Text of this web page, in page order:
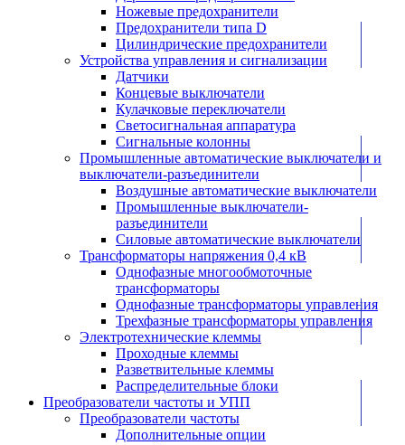
Ножевые предохранители
Предохранители типа D
Цилиндрические предохранители
Устройства управления и сигнализации
Датчики
Концевые выключатели
Кулачковые переключатели
Светосигнальная аппаратура
Сигнальные колонны
Промышленные автоматические выключатели и
выключатели-разъединители
Воздушные автоматические выключатели
Промышленные выключатели-
разъединители
Силовые автоматические выключатели
Трансформаторы напряжения 0,4 кВ
Однофазные многообмоточные
трансформаторы
Однофазные трансформаторы управления
Трехфазные трансформаторы управления
Электротехнические клеммы
Проходные клеммы
Разветвительные клеммы
Распределительные блоки
Преобразователи частоты и УПП
Преобразователи частоты
Дополнительные опции